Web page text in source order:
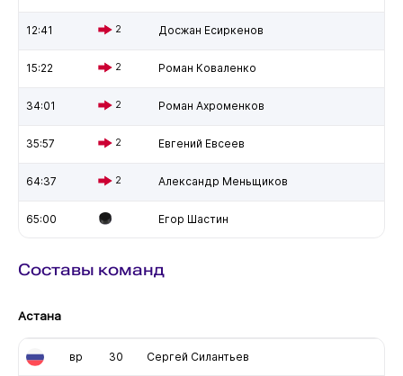
12:41 2 Досжан Есиркенов
15:22 2 Роман Коваленко
34:01 2 Роман Ахроменков
35:57 2 Евгений Евсеев
64:37 2 Александр Меньщиков
65:00 Егор Шастин
Составы команд
Астана
вр 30 Сергей Силантьев